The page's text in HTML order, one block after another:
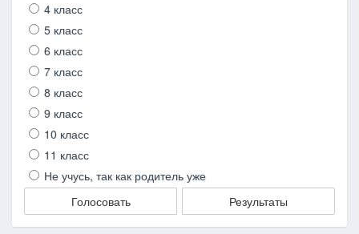
4 класс
5 класс
6 класс
7 класс
8 класс
9 класс
10 класс
11 класс
Не учусь, так как родитель уже
Голосовать
Результаты